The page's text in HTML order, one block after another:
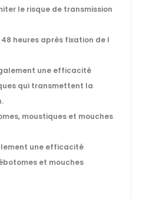
le risque de transmission
heures après fixation de l
une efficacité
qui transmettent la
moustiques et mouches
une efficacité
et mouches